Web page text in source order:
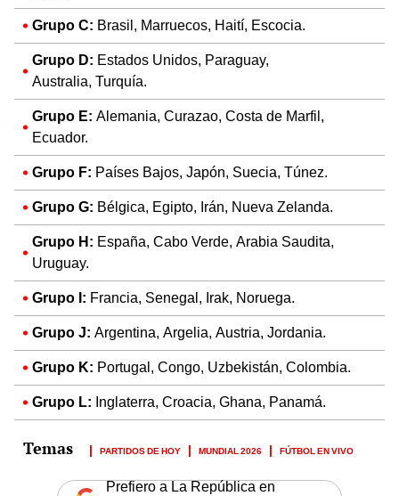
Grupo C: Brasil, Marruecos, Haití, Escocia.
Grupo D: Estados Unidos, Paraguay,
Australia, Turquía.
Grupo E: Alemania, Curazao, Costa de Marfil,
Ecuador.
Grupo F: Países Bajos, Japón, Suecia, Túnez.
Grupo G: Bélgica, Egipto, Irán, Nueva Zelanda.
Grupo H: España, Cabo Verde, Arabia Saudita,
Uruguay.
Grupo I: Francia, Senegal, Irak, Noruega.
Grupo J: Argentina, Argelia, Austria, Jordania.
Grupo K: Portugal, Congo, Uzbekistán, Colombia.
Grupo L: Inglaterra, Croacia, Ghana, Panamá.
PARTIDOS DE HOY MUNDIAL 2026 FÚTBOL EN VIVO
Prefiero a La República en